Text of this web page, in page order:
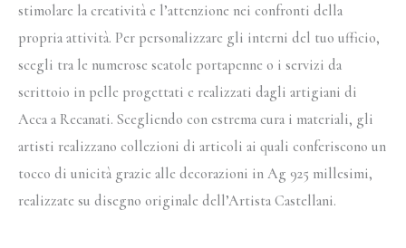
stimolare la creatività e l’attenzione nei confronti della
propria attività. Per personalizzare gli interni del tuo ufficio,
scegli tra le numerose scatole portapenne o i servizi da
scrittoio in pelle progettati e realizzati dagli artigiani di
Acca a Recanati. Scegliendo con estrema cura i materiali, gli
artisti realizzano collezioni di articoli ai quali conferiscono un
tocco di unicità grazie alle decorazioni in Ag 925 millesimi,
realizzate su disegno originale dell’Artista Castellani.